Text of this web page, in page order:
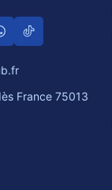
France 75013